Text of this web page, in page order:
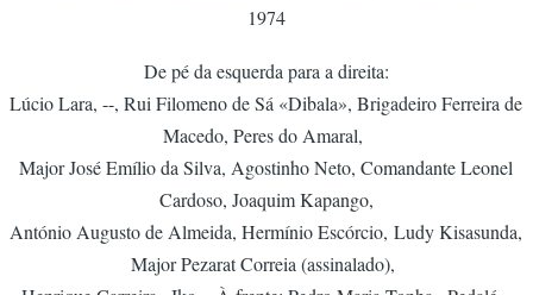
1974
De pé da esquerda para a direita:
Lúcio Lara, --, Rui Filomeno de Sá «Dibala», Brigadeiro Ferreira de
Macedo, Peres do Amaral,
Major José Emílio da Silva, Agostinho Neto, Comandante Leonel
Cardoso, Joaquim Kapango,
António Augusto de Almeida, Hermínio Escórcio, Ludy Kisasunda,
Major Pezarat Correia (assinalado),